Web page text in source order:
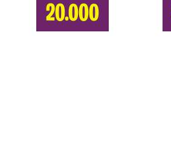
20.000